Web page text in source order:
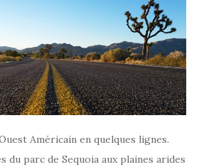
Américain en quelques lignes.
du parc de Sequoia aux plaines arides